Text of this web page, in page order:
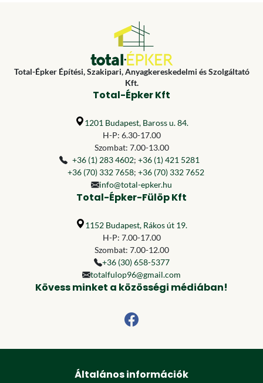
Total-Épker Építési, Szakipari, Anyagkereskedelmi és Szolgáltató
Kft.
Total-Épker Kft
1201 Budapest, Baross u. 84.
H-P: 6.30-17.00
Szombat: 7.00-13.00
+36 (1) 283 4602; +36 (1) 421 5281
+36 (70) 332 7658; +36 (70) 332 7652
info@total-epker.hu
Total-Épker-Fülöp Kft
1152 Budapest, Rákos út 19.
H-P: 7.00-17.00
Szombat: 7.00-12.00
+36 (30) 658-5377
totalfulop96@gmail.com
Kövess minket a közösségi médiában!
Általános információk